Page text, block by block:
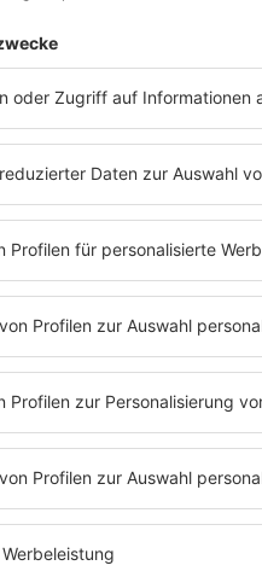
Zum 80. Geburtstag
80 Fakten über
Lindenberg
Wie wurde aus dem
der Panikrocker der
machten Geschichte
verrückten Stories
Sonnenbrille und
mehr lesen